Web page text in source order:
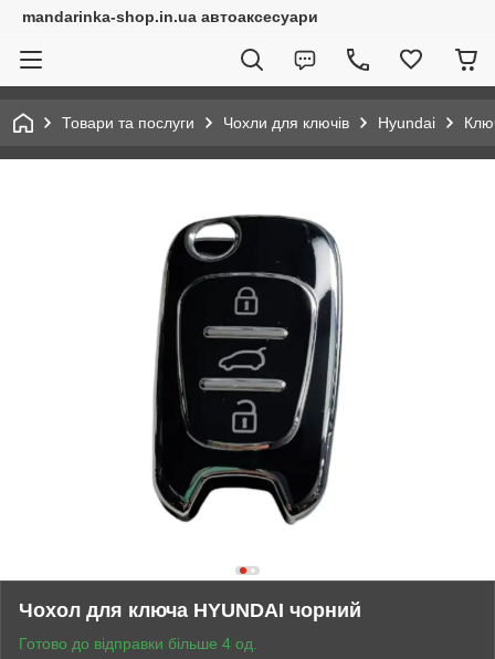
mandarinka-shop.in.ua автоаксесуари
Товари та послуги Чохли для ключів Hyundai
Чохол для ключа HYUNDAI чорний
Готово до відправки більше 4 од.